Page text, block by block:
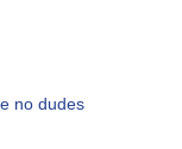
no dudes